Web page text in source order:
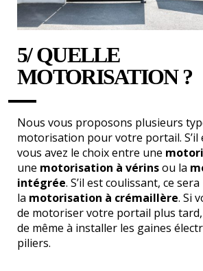
5/ QUELLE
MOTORISATION ?
Nous vous proposons plusieurs
motorisation pour votre portail. S’il
vous avez le choix entre une
une motorisation à vérinsou la
intégrée. S’il est coulissant, ce sera
la motorisation à crémaillère. Si
de motoriser votre portail plus
de même à installer les gaines
piliers.